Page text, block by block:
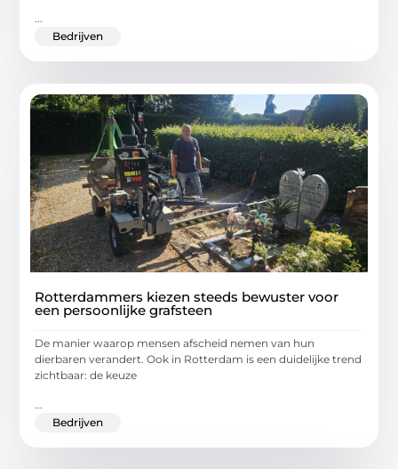
...
Bedrijven
Rotterdammers kiezen steeds bewuster voor
een persoonlijke grafsteen
De manier waarop mensen afscheid nemen van hun
dierbaren verandert. Ook in Rotterdam is een duidelijke trend
zichtbaar: de keuze
Bedrijven